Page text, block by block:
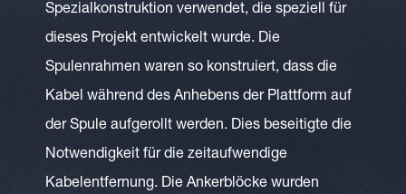
Spezialkonstruktion verwendet, die speziell für
dieses Projekt entwickelt wurde. Die
Spulenrahmen waren so konstruiert, dass die
Kabel während des Anhebens der Plattform auf
der Spule aufgerollt werden. Dies beseitigte die
Notwendigkeit für die zeitaufwendige
Kabelentfernung. Die Ankerblöcke wurden